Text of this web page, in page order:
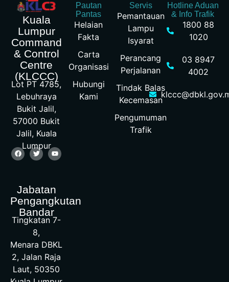
Kuala
Lumpur
Command
& Control
Centre
(KLCCC)
Lot PT 4785,
Lebuhraya
Bukit Jalil,
57000 Bukit
Jalil, Kuala
Lumpur
Jabatan
Pengangkutan
Bandar
Tingkatan 7-
8,
Menara DBKL
2, Jalan Raja
Laut, 50350
Pautan
Pantas
Helaian
Fakta
Carta
Organisasi
Hubungi
Kami
Servis
Pemantauan
Lampu
Isyarat
Perancang
Perjalanan
Tindak Balas
Kecemasan
Pengumuman
Trafik
Hotline Aduan
& Info Trafik
1800 88
1020
03 8947
4002